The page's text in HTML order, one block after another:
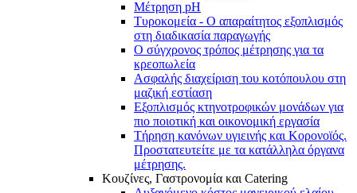
Μέτρηση pH
Τυροκομεία - Ο απαραίτητος εξοπλισμός
στη διαδικασία παραγωγής
Ο σύγχρονος τρόπος μέτρησης για τα
κρεοπωλεία
Ασφαλής διαχείριση του κοτόπουλου στη
μαζική εστίαση
Εξοπλισμός κτηνοτροφικών μονάδων για
πιο ποιοτική και οικονομική εργασία
Τήρηση κανόνων υγιεινής και Κορονοϊός.
Προστατευτείτε με τα κατάλληλα όργανα
μέτρησης.
Κουζίνες, Γαστρονομία και Catering